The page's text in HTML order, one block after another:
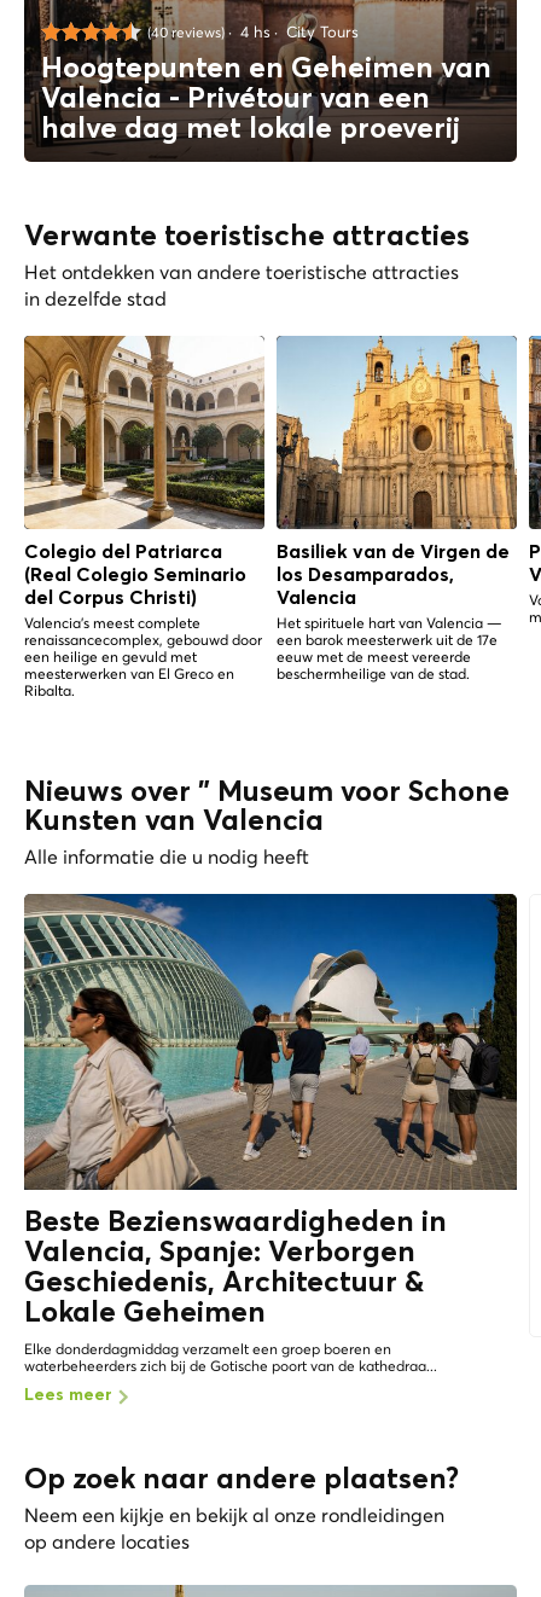
(40 reviews) 4 hs City Tours
Hoogtepunten en Geheimen van
Valencia - Privétour van een
halve dag met lokale proeverij
Verwante toeristische attracties
Het ontdekken van andere toeristische attracties
in dezelfde stad
Colegio del Patriarca
(Real Colegio Seminario
del Corpus Christi)
Valencia's meest complete
renaissancecomplex, gebouwd door
een heilige en gevuld met
meesterwerken van El Greco en
Ribalta.
Basiliek van de Virgen de
los Desamparados,
Valencia
Het spirituele hart van Valencia —
een barok meesterwerk uit de 17e
eeuw met de meest vereerde
beschermheilige van de stad.
Nieuws over " Museum voor Schone
Kunsten van Valencia
Alle informatie die u nodig heeft
Beste Bezienswaardigheden in
Valencia, Spanje: Verborgen
Geschiedenis, Architectuur &
Lokale Geheimen
Elke donderdagmiddag verzamelt een groep boeren en
waterbeheerders zich bij de Gotische poort van de kathedraa...
Lees meer
Op zoek naar andere plaatsen?
Neem een kijkje en bekijk al onze rondleidingen
op andere locaties